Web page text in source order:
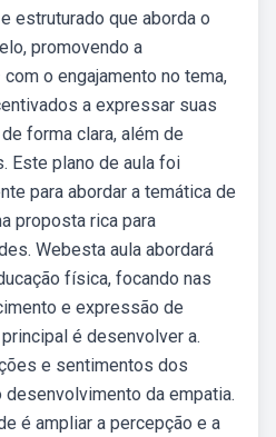
estruturado que aborda o
promovendo a
o engajamento no tema,
a expressar suas
forma clara, além de
Este plano de aula foi
para abordar a temática de
proposta rica para
Webesta aula abordará
física, focando nas
e expressão de
é desenvolver a.
e sentimentos dos
da empatia.
é ampliar a percepção e a